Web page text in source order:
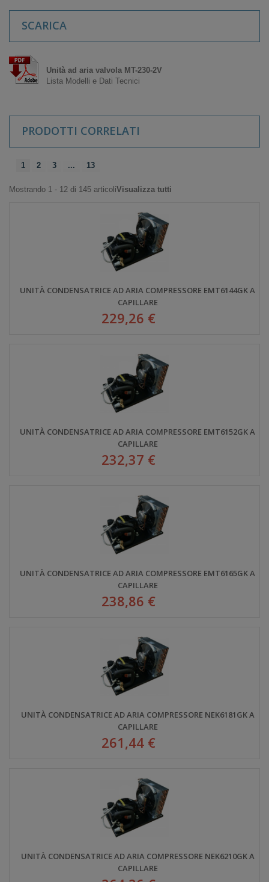
SCARICA
Unità ad aria valvola MT-230-2V
Lista Modelli e Dati Tecnici
PRODOTTI CORRELATI
1 2 3 ... 13
Mostrando 1 - 12 di 145 articoliVisualizza tutti
UNITÀ CONDENSATRICE AD ARIA COMPRESSORE EMT6144GK A
CAPILLARE
229,26 €
UNITÀ CONDENSATRICE AD ARIA COMPRESSORE EMT6152GK A
CAPILLARE
232,37 €
UNITÀ CONDENSATRICE AD ARIA COMPRESSORE EMT6165GK A
CAPILLARE
238,86 €
UNITÀ CONDENSATRICE AD ARIA COMPRESSORE NEK6181GK A
CAPILLARE
261,44 €
UNITÀ CONDENSATRICE AD ARIA COMPRESSORE NEK6210GK A
CAPILLARE